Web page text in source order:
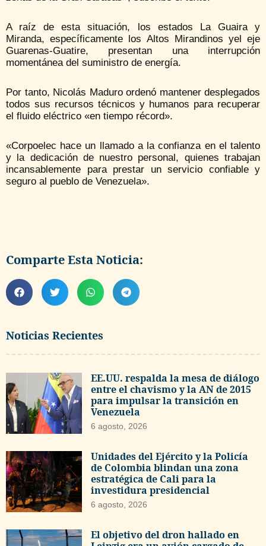
Noticias Recientes
EE.UU. respalda la mesa de diálogo
entre el chavismo y la AN de 2015
para impulsar la transición en
Venezuela
6 agosto, 2026
Unidades del Ejército y la Policía
de Colombia blindan una zona
estratégica de Cali para la
investidura presidencial
6 agosto, 2026
El objetivo del dron hallado en
A raíz de esta situación, los estados La Guaira y
Miranda, específicamente los Altos Mirandinos yel eje
Guarenas-Guatire, presentan una interrupción
momentánea del suministro de energía.
Por tanto, Nicolás Maduro ordenó mantener desplegados
todos sus recursos técnicos y humanos para recuperar
el fluido eléctrico «en tiempo récord».
«Corpoelec hace un llamado a la confianza en el talento
y la dedicación de nuestro personal, quienes trabajan
incansablemente para prestar un servicio confiable y
seguro al pueblo de Venezuela».
Comparte Esta Noticia: